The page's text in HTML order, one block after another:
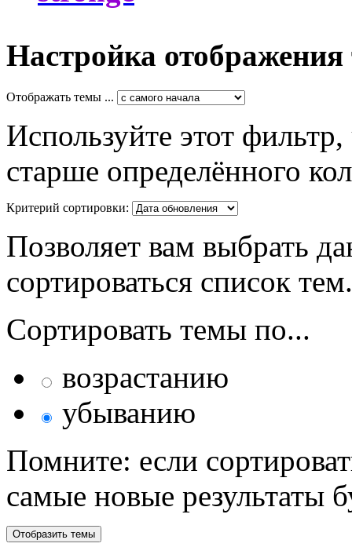
Настройка отображения
Отображать темы ...
Используйте этот
старше определённого
Критерий сортировки:
Позволяет вам выбрать
сортироваться список тем.
Сортировать темы по...
возрастанию
убыванию
Помните: если
самые новые результаты